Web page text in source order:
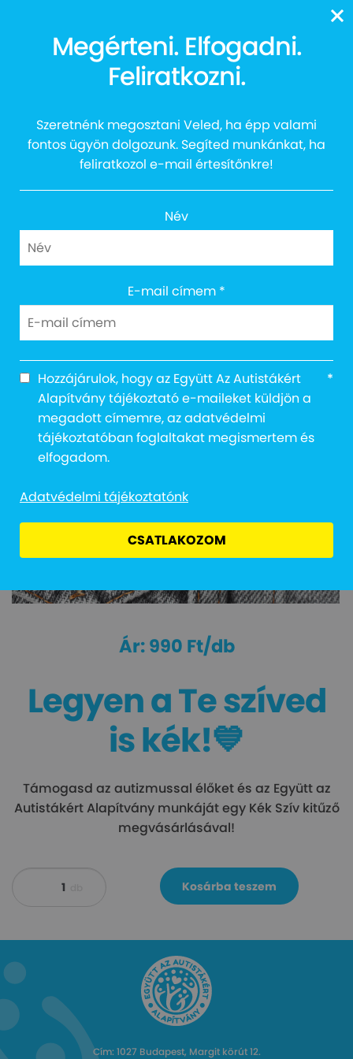
Shop
990 Ft
Legyen a Te szíved
is kék!💙
Támogasd az autizmussal élőket és az Együtt az
Autistákért Alapítvány munkáját egy Kék Szív kitűző
megvásárlásával!
Kosárba teszem
Cím: 1027 Budapest, Margit körút 12.
Megérteni. Elfogadni.
Feliratkozni.
Szeretnénk megosztani Veled, ha épp valami
fontos ügyön dolgozunk. Segíted munkánkat, ha
feliratkozol e-mail értesítőnkre!
Név
E-mail címem *
Hozzájárulok, hogy az Együtt Az Autistákért
Alapítvány tájékoztató e-maileket küldjön a
megadott címemre, az adatvédelmi
tájékoztatóban foglaltakat megismertem és
elfogadom.
*
Adatvédelmi tájékoztatónk
CSATLAKOZOM